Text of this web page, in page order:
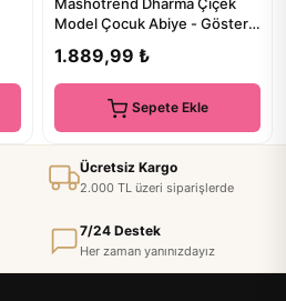
Model Çocuk Abiye - Gösteri
1.889,99 ₺
Sepete Ekle
Ücretsiz Kargo
2.000 TL üzeri siparişlerde
7/24 Destek
Her zaman yanınızdayız